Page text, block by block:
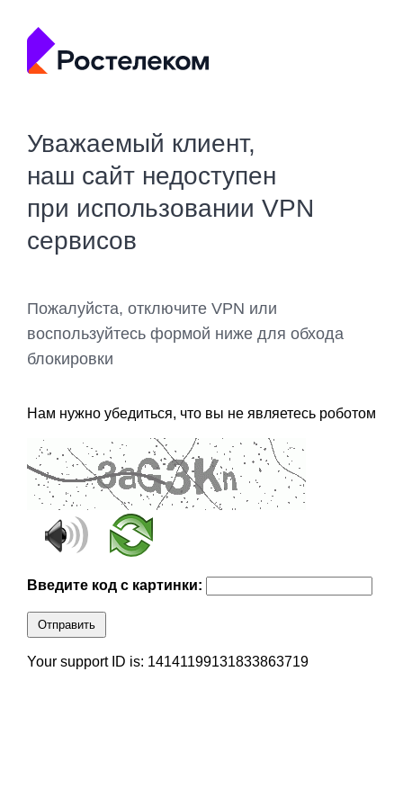
Уважаемый клиент,
наш сайт недоступен
при использовании VPN
сервисов
Пожалуйста, отключите VPN или
воспользуйтесь формой ниже для обхода
блокировки
Нам нужно убедиться, что вы не являетесь роботом
Введите код с картинки:
Отправить
Your support ID is: 14141199131833863719